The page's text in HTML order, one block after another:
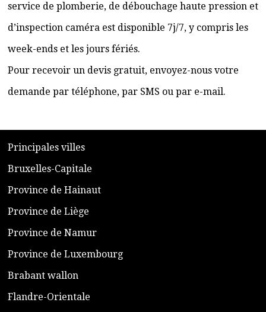
service de plomberie, de débouchage haute pression et
d’inspection caméra est disponible 7j/7, y compris les
week-ends et les jours fériés.
Pour recevoir un devis gratuit, envoyez-nous votre
demande par téléphone, par SMS ou par e-mail.
​Principales villes
​Bruxelles-Capitale
​Province de Hainaut
Province de Liège
​Province de Namur
​Province de Luxembourg
​Brabant wallon
​Flandre-Orientale